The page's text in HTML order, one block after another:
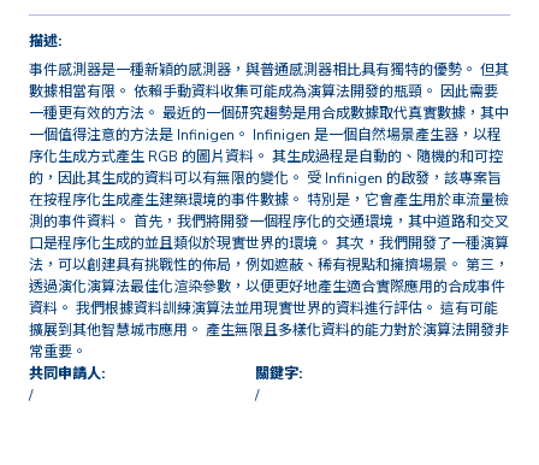
描述:
事件感測器是一種新穎的感測器，與普通感測器相比具有獨特的優勢。 但其
數據相當有限。 依賴手動資料收集可能成為演算法開發的瓶頸。 因此需要
一種更有效的方法。 最近的一個研究趨勢是用合成數據取代真實數據，其中
一個值得注意的方法是 Infinigen。 Infinigen 是一個自然場景產生器，以程
序化生成方式產生 RGB 的圖片資料。 其生成過程是自動的、隨機的和可控
的，因此其生成的資料可以有無限的變化。 受 Infinigen 的啟發，該專案旨
在按程序化生成產生建築環境的事件數據。 特別是，它會產生用於車流量檢
測的事件資料。 首先，我們將開發一個程序化的交通環境，其中道路和交叉
口是程序化生成的並且類似於現實世界的環境。 其次，我們開發了一種演算
法，可以創建具有挑戰性的佈局，例如遮蔽、稀有視點和擁擠場景。 第三，
透過演化演算法最佳化渲染參數，以便更好地產生適合實際應用的合成事件
資料。 我們根據資料訓練演算法並用現實世界的資料進行評估。 這有可能
擴展到其他智慧城市應用。 產生無限且多樣化資料的能力對於演算法開發非
常重要。
共同申請人:
/
關鍵字:
/